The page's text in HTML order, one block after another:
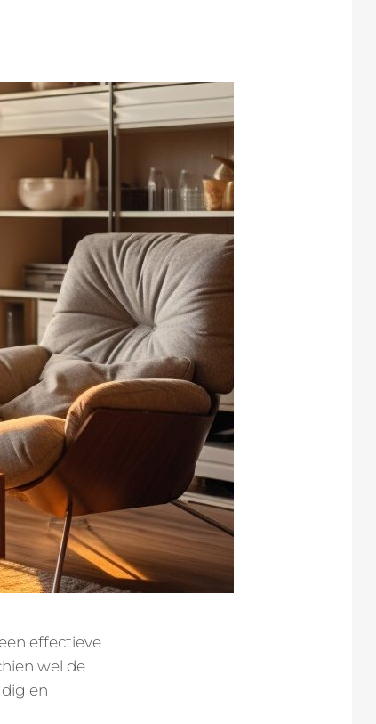
effectieve
wel de
en